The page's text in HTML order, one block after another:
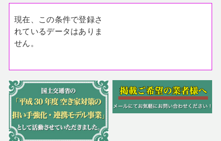
現在、この条件で登録さ
れているデータはありま
せん。